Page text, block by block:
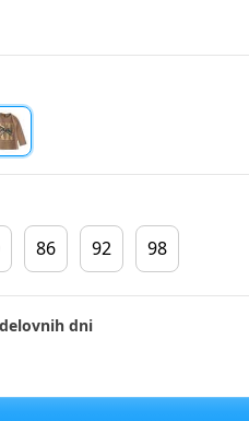
86 92 98
dni
DR DEA1491NF D Rjava 68